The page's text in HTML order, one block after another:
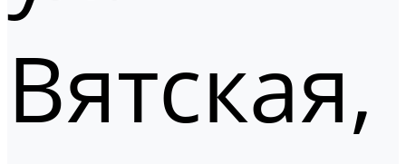
Вятская,